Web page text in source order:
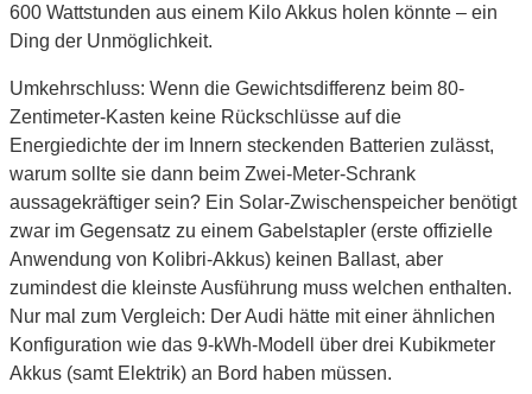
600 Wattstunden aus einem Kilo Akkus holen könnte – ein
Ding der Unmöglichkeit.
Umkehrschluss: Wenn die Gewichtsdifferenz beim 80-
Zentimeter-Kasten keine Rückschlüsse auf die
Energiedichte der im Innern steckenden Batterien zulässt,
warum sollte sie dann beim Zwei-Meter-Schrank
aussagekräftiger sein? Ein Solar-Zwischenspeicher benötigt
zwar im Gegensatz zu einem Gabelstapler (erste offizielle
Anwendung von Kolibri-Akkus) keinen Ballast, aber
zumindest die kleinste Ausführung muss welchen enthalten.
Nur mal zum Vergleich: Der Audi hätte mit einer ähnlichen
Konfiguration wie das 9-kWh-Modell über drei Kubikmeter
Akkus (samt Elektrik) an Bord haben müssen.